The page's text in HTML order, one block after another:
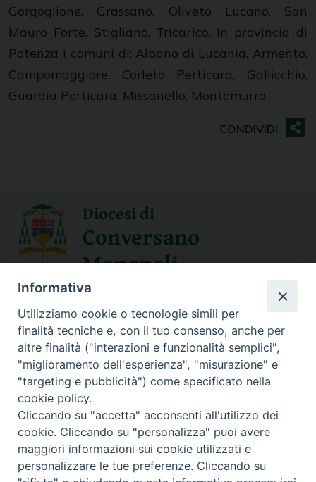
Gorgoglione, Grassano, Oliveto Lucano, San
Mauro Forte, Stigliano, Tricarico. In provincia di
Potenza i comuni di: Albano di Lucania, Armento,
Campomaggiore, Corleto Perticara, Gallicchio,
Guardia Perticara, Missanello, Montemurro.
Diocesi di
Conversano
Monopoli
SEGUICI SU
Contatti
Sede Curia
70014 CONVERSANO (BA) – Via San Benedetto, 1
E-mail: curia@conversano.chiesacattolica.it
Succursale
Informativa
Utilizziamo cookie o tecnologie simili per
finalità tecniche e, con il tuo consenso, anche per
altre finalità ("interazioni e funzionalità semplici",
"miglioramento dell'esperienza", "misurazione" e
"targeting e pubblicità") come specificato nella
cookie policy.
Cliccando su "accetta" acconsenti all'utilizzo dei
cookie. Cliccando su "personalizza" puoi avere
maggiori informazioni sui cookie utilizzati e
personalizzare le tue preferenze. Cliccando su